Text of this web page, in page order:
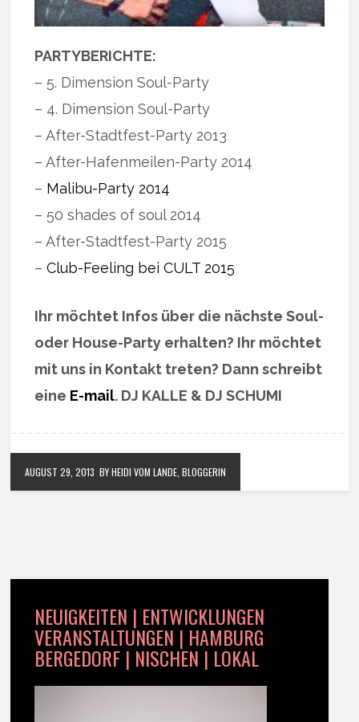
PARTYBERICHTE:
– 5. Dimension Soul-Party
– 4. Dimension Soul-Party
– After-Stadtfest-Party 2013
– After-Hafenmeilen-Party 2014
– Malibu-Party 2014
– 50 shades of soul 2014
– After-Stadtfest-Party 2015
–Club-Feeling bei CULT 2015
Ihr möchtet Infos über die nächste Soul-
oder House-Party erhalten? Ihr möchtet
mit uns in Kontakt treten? Dann schreibt
eine E-mail. DJ KALLE & DJ SCHUMI
AUGUST 29, 2013 BY HEIDI VOM LANDE, BLOGGERIN
NEUIGKEITEN | ENTWICKLUNGEN
VERANSTALTUNGEN | HAMBURG
BERGEDORF | NISCHEN | LOKAL